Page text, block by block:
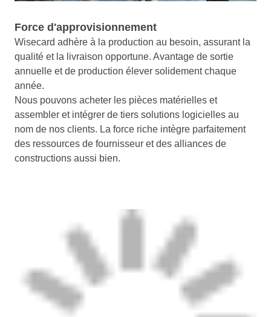
Force d'approvisionnement
Wisecard adhère à la production au besoin, assurant la
qualité et la livraison opportune. Avantage de sortie
annuelle et de production élever solidement chaque
année.
Nous pouvons acheter les pièces matérielles et
assembler et intégrer de tiers solutions logicielles au
nom de nos clients. La force riche intègre parfaitement
des ressources de fournisseur et des alliances de
constructions aussi bien.